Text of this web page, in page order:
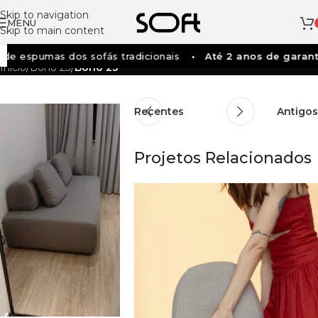
Skip to navigation
Skip to main content
MENU
espumas dos sofás tradicionais Até 2 anos de
Início/Bono 23/Bono 23
Recentes Antigos
Projetos Relacionados